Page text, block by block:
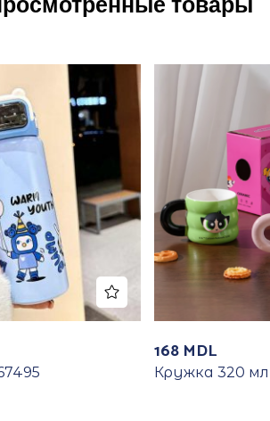
168 MDL
Кружка 320 мл